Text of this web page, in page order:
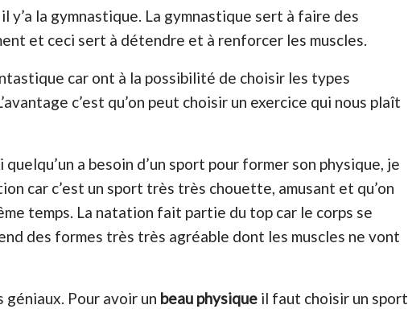
y’a la gymnastique. La gymnastique sert à faire des
et ceci sert à détendre et à renforcer les muscles.
car ont à la possibilité de choisir les types
c’est qu’on peut choisir un exercice qui nous plaît
a besoin d’un sport pour former son physique, je
car c’est un sport très très chouette, amusant et qu’on
temps. La natation fait partie du top car le corps se
des formes très très agréable dont les muscles ne vont
Pour avoir un beau physique il faut choisir un sport